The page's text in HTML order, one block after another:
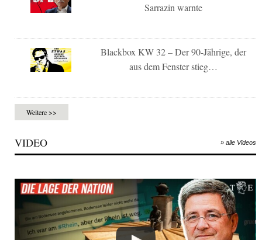
Sarrazin warnte
Blackbox KW 32 – Der 90-Jährige, der
aus dem Fenster stieg…
Weitere >>
VIDEO » alle Videos